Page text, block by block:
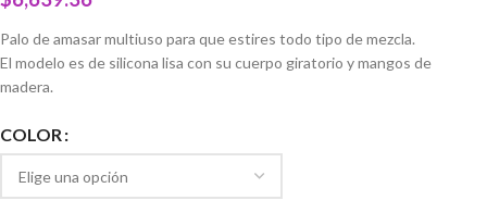
Palo de amasar multiuso para que estires todo tipo de mezcla.
El modelo es de silicona lisa con su cuerpo giratorio y mangos de
madera.
COLOR